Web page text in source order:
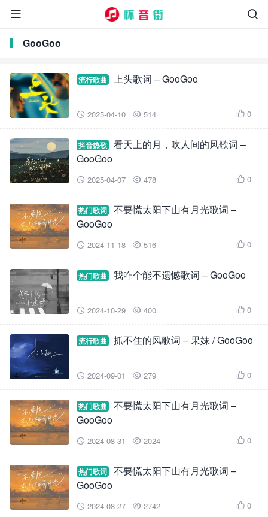


GooGoo
流行歌曲 上头歌词 – GooGoo
 2025-04-10  514  0
抖音热歌
看天上的月，吹人间的风歌词 –
GooGoo
 2025-04-07  478  0
热门歌词
不要慌太阳下山有月光歌词 –
GooGoo
 2024-11-18  516  0
热门歌曲 我咋个能不遗憾歌词 – GooGoo
 2024-10-29  400  0
流行歌曲 抓不住的风歌词 – 果妹 / GooGoo
 2024-09-01  279  0
热门歌曲
不要慌太阳下山有月光歌词 –
GooGoo
 2024-08-31  2024  0
热门歌词
不要慌太阳下山有月光歌词 –
GooGoo
 2024-08-27  2742  0